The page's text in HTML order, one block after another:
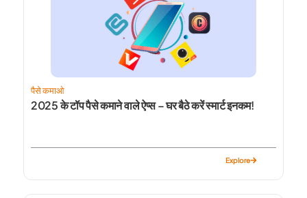
पैसे कमाओ
2025 के टॉप पैसे कमाने वाले ऐप्स – घर बैठे करें स्मार्ट इनकम!
Explore